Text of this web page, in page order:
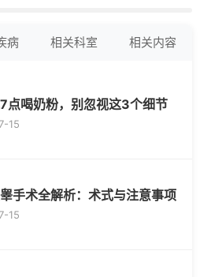
病 相关科室 相关内容
点喝奶粉，别忽视这3个细节
15
手术全解析：术式与注意事项
15